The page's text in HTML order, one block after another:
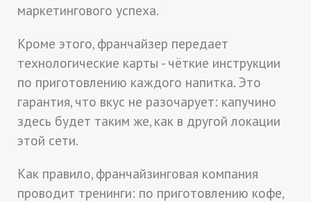
маркетингового успеха.
Кроме этого, франчайзер передает
технологические карты - чёткие инструкции
по приготовлению каждого напитка. Это
гарантия, что вкус не разочарует: капучино
здесь будет таким же, как в другой локации
этой сети.
Как правило, франчайзинговая компания
проводит тренинги: по приготовлению кофе,